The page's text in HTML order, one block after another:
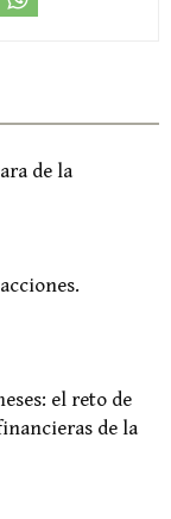
de la
el reto de
de la